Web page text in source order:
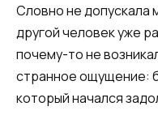
Словно не допускала
другой человек уже
почему-то не
странное ощущение:
который начался